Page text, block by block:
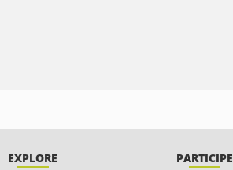
EXPLORE PARTICIPE